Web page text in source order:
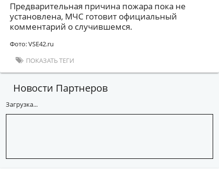
Предварительная причина пожара пока не
установлена, МЧС готовит официальный
комментарий о случившемся.
Фото: VSE42.ru
ПОКАЗАТЬ ТЕГИ
Новости Партнеров
Загрузка...